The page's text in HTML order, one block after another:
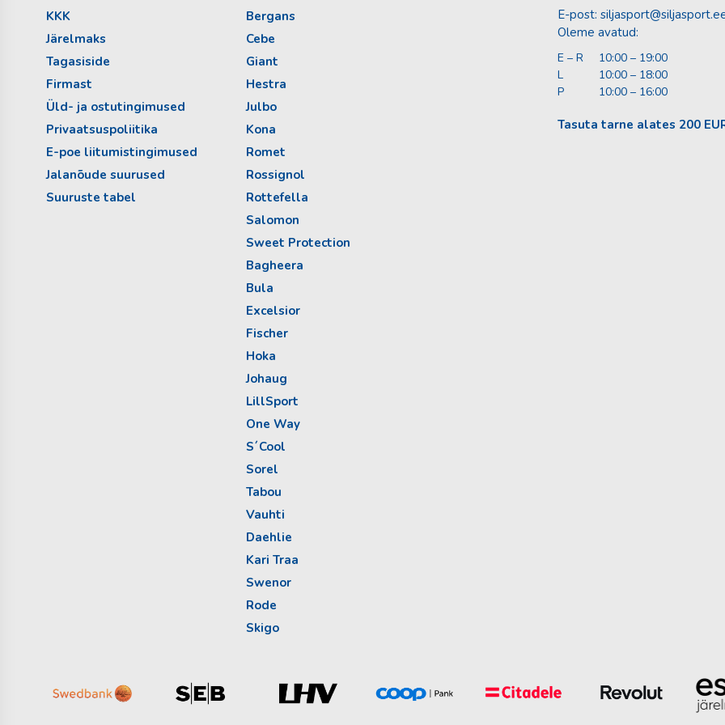
KKK
Järelmaks
Tagasiside
Firmast
Üld- ja ostutingimused
Privaatsuspoliitika
E-poe liitumistingimused
Jalanõude suurused
Suuruste tabel
Bergans
Cebe
Giant
Hestra
Julbo
Kona
Romet
Rossignol
Rottefella
Salomon
Sweet Protection
Bagheera
Bula
Excelsior
Fischer
Hoka
Johaug
LillSport
One Way
S´Cool
Sorel
Tabou
Vauhti
Daehlie
Kari Traa
Swenor
Rode
Skigo
E-post:
Oleme avatud:
E – R
10:00 – 19:00
L
10:00 – 18:00
P
10:00 – 16:00
Tasuta tarne alates 200